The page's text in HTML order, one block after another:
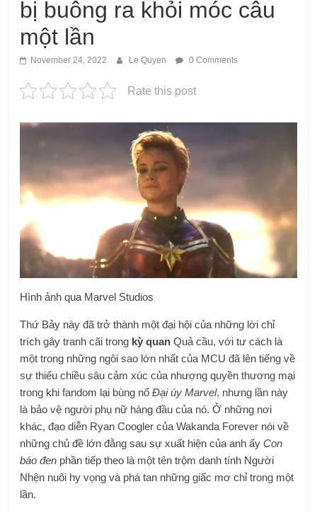
bị buông ra khỏi móc câu
một lần
November 24, 2022 Le Quyen 0 Comments
Rate this post
Hình ảnh qua Marvel Studios
Thứ Bảy này đã trở thành một đại hội của những lời chỉ
trích gây tranh cãi trong kỳ quan Quả cầu, với tư cách là
một trong những ngôi sao lớn nhất của MCU đã lên tiếng về
sự thiếu chiều sâu cảm xúc của nhượng quyền thương mại
trong khi fandom lại bùng nổĐại úy Marvel, nhưng lần này
là bảo vệ người phụ nữ hàng đầu của nó. Ở những nơi
khác, đạo diễn Ryan Coogler của Wakanda Forever nói về
những chủ đề lớn đằng sau sự xuất hiện của anh ấyCon
báo đen phần tiếp theo là một tên trộm danh tính Người
Nhện nuôi hy vọng và phá tan những giấc mơ chỉ trong một
lần.